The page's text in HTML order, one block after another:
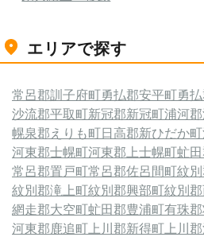
エリアで探す
常呂郡訓子府町勇払郡安平町勇
沙流郡平取町新冠郡新冠町浦河
幌泉郡えりも町日高郡新ひだか町
河東郡士幌町河東郡上士幌町虻
常呂郡置戸町常呂郡佐呂間町紋
紋別郡滝上町紋別郡興部町紋別
網走郡大空町虻田郡豊浦町有珠
河東郡鹿追町 上川郡新得町 上川